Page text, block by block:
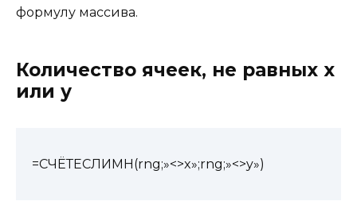
формулу массива.
Количество ячеек, не равных х
или у
=СЧЁТЕСЛИМН(rng;»<>x»;rng;»<>y»)